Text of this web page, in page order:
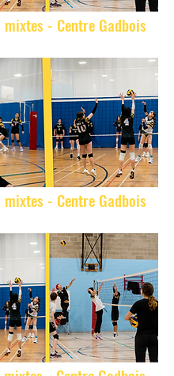
mixtes - Centre Gadbois
mixtes - Centre Gadbois